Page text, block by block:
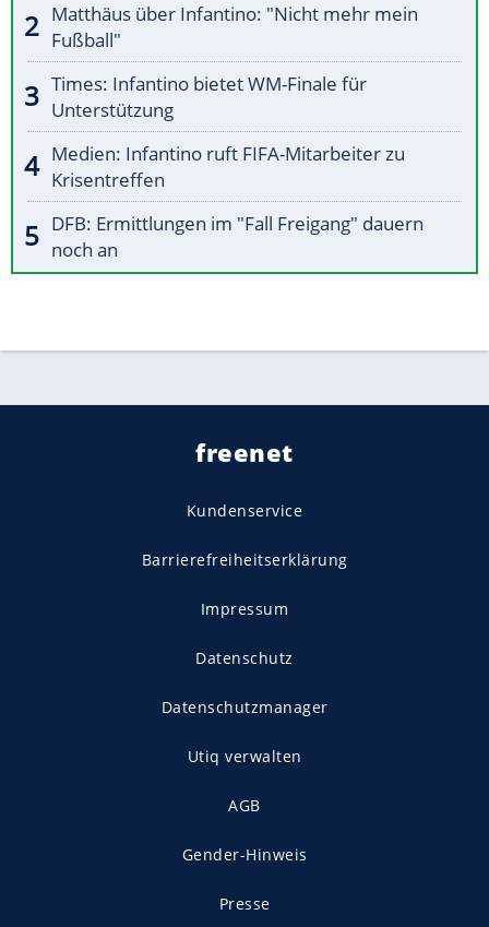
Matthäus über Infantino: "Nicht mehr mein
Fußball"
Times: Infantino bietet WM-Finale für
Unterstützung
Medien: Infantino ruft FIFA-Mitarbeiter zu
Krisentreffen
DFB: Ermittlungen im "Fall Freigang" dauern
noch an
freenet
Kundenservice
Barrierefreiheitserklärung
Impressum
Datenschutz
Datenschutzmanager
Utiq verwalten
AGB
Gender-Hinweis
Presse